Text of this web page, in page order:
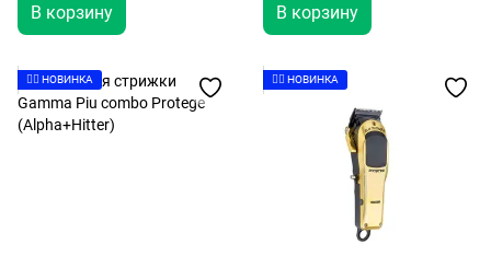
В корзину В корзину
👉🏻 НОВИНКА 👉🏻 НОВИНКА